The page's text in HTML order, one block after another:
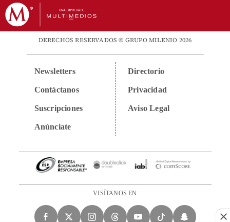
DERECHOS RESERVADOS © GRUPO MILENIO 2026
Newsletters
Contáctanos
Suscripciones
Anúnciate
Directorio
Privacidad
Aviso Legal
VISÍTANOS EN